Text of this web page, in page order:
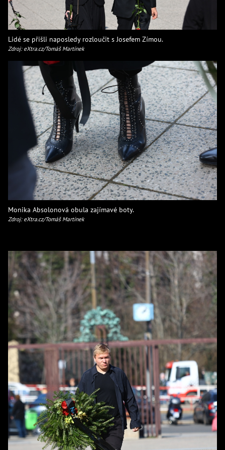
Lidé se přišli naposledy rozloučit s Josefem Zímou.
Zdroj: eXtra.cz/Tomáš Martínek
Monika Absolonová obula zajímavé boty.
Zdroj: eXtra.cz/Tomáš Martínek